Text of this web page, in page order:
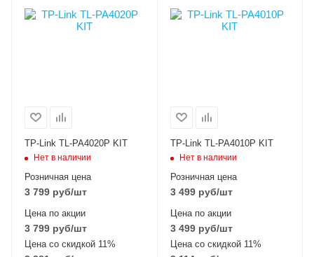
TP-Link TL-PA4020P KIT
Нет в наличии
Розничная цена
3 799 руб/шт
Цена по акции
3 799 руб/шт
Цена со скидкой 11%
TP-Link TL-PA4010P KIT
Нет в наличии
Розничная цена
3 499руб/шт
Цена по акции
3 499руб/шт
Цена со скидкой 11%